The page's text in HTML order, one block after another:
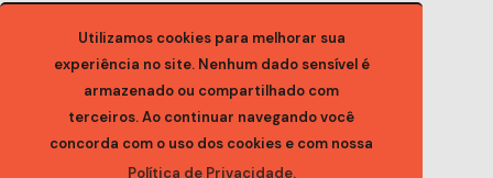
Utilizamos cookies para melhorar sua
experiência no site. Nenhum dado sensível é
armazenado ou compartilhado com
terceiros. Ao continuar navegando você
concorda com o uso dos cookies e com nossa
Política de Privacidade.